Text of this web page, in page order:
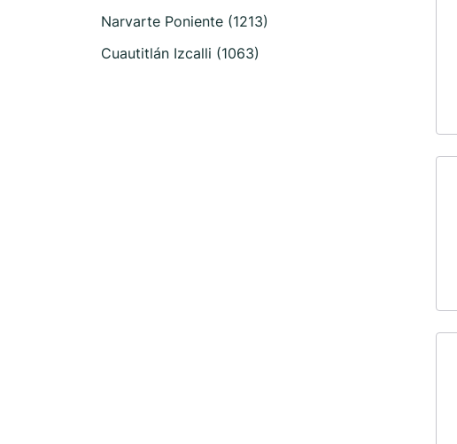
Narvarte Poniente (1213)
Cuautitlán Izcalli (1063)